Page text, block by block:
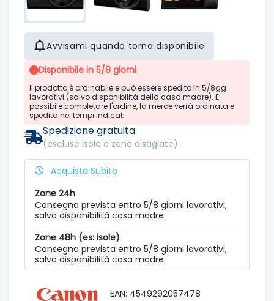
Avvisami quando torna disponibile
Disponibile in 5/8 giorni
Il prodotto è ordinabile e può essere spedito in 5/8gg
lavorativi (salvo disponibilità della casa madre). E’
possibile completare l'ordine, la merce verrà ordinata e
spedita nei tempi indicati
Spedizione gratuita
(escluse isole e zone disagiate)
Acquista Subito
Zone 24h
Consegna prevista entro 5/8 giorni lavorativi,
salvo disponibilità casa madre.
Zone 48h (es: isole)
Consegna prevista entro 5/8 giorni lavorativi,
salvo disponibilità casa madre.
EAN: 4549292057478